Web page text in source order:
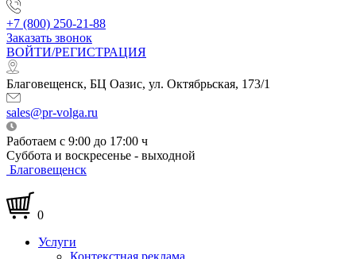
+7 (800) 250-21-88
Заказать звонок
ВОЙТИ/РЕГИСТРАЦИЯ
Благовещенск, БЦ Оазис, ул. Октябрьская, 173/1
sales@pr-volga.ru
Работаем с 9:00 до 17:00 ч
Суббота и воскресенье - выходной
Благовещенск
0
Услуги